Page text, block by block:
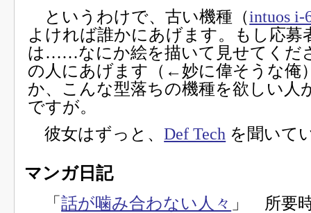
というわけで、古い機種（intuos i-
よければ誰かにあげます。もし応募
は……なにか絵を描いて見せてくだ
の人にあげます（←妙に偉そうな俺
か、こんな型落ちの機種を欲しい人
ですが。
彼女はずっと、Def Tech を聞いて
マンガ日記
「話が噛み合わない人々 」 所要